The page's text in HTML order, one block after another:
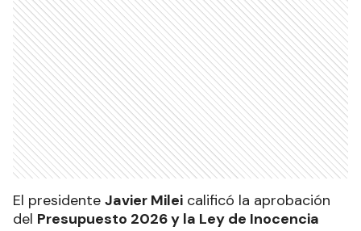
El presidente Javier Milei calificó la aprobación
del Presupuesto 2026 y la Ley de Inocencia